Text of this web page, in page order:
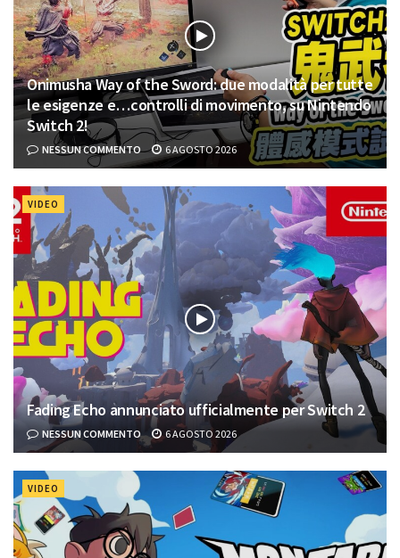
Onimusha Way of the Sword: due modalità per tutte
le esigenze e…controlli di movimento, su Nintendo
Switch 2!
NESSUN COMMENTO 6 AGOSTO 2026
VIDEO
Fading Echo annunciato ufficialmente per Switch 2
NESSUN COMMENTO 6 AGOSTO 2026
VIDEO